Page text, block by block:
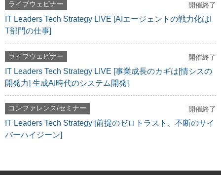
ライブウェビナー 開催終了
IT Leaders Tech Strategy LIVE [AIエージェントの戦力化はI
T部門の仕事]
ライブウェビナー 開催終了
IT Leaders Tech Strategy LIVE [事業成長のカギは[情シスの
開発力] 生成AI時代のシステム開発]
コンファレンス/セミナー 開催終了
IT Leaders Tech Strategy [前提のゼロトラスト、不断のサイ
バーハイジーン]